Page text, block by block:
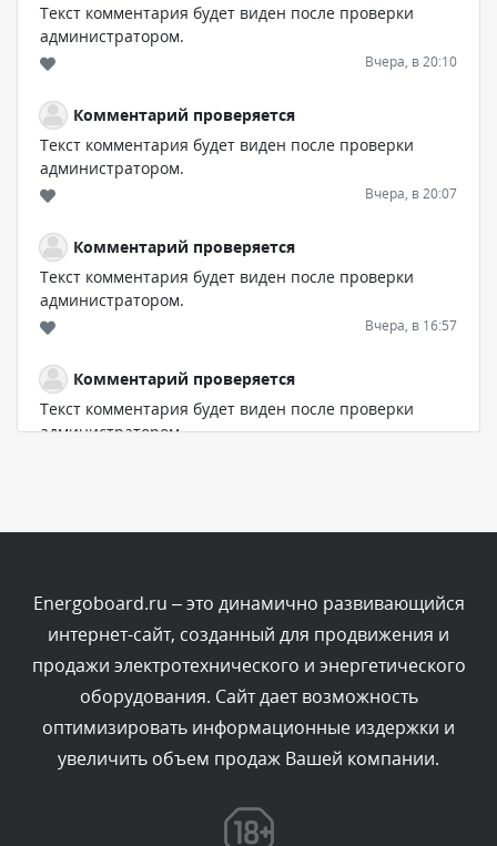
Текст комментария будет виден после проверки
администратором.
Вчера, в 20:10
Комментарий проверяется
Текст комментария будет виден после проверки
администратором.
Вчера, в 20:07
Комментарий проверяется
Текст комментария будет виден после проверки
администратором.
Вчера, в 16:57
Комментарий проверяется
Текст комментария будет виден после проверки
администратором.
Комментарий проверяется
Текст комментария будет виден после проверки
администратором.
Вчера, в 12:23
Комментарий проверяется
Текст комментария будет виден после проверки
Energoboard.ru – это динамично развивающийся
интернет-сайт, созданный для продвижения и
продажи электротехнического и энергетического
оборудования. Сайт дает возможность
оптимизировать информационные издержки и
увеличить объем продаж Вашей компании.